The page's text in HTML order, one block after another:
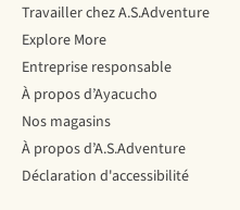
Travailler chez A.S.Adventure
Explore More
Entreprise responsable
À propos d’Ayacucho
Nos magasins
À propos d’A.S.Adventure
Déclaration d'accessibilité